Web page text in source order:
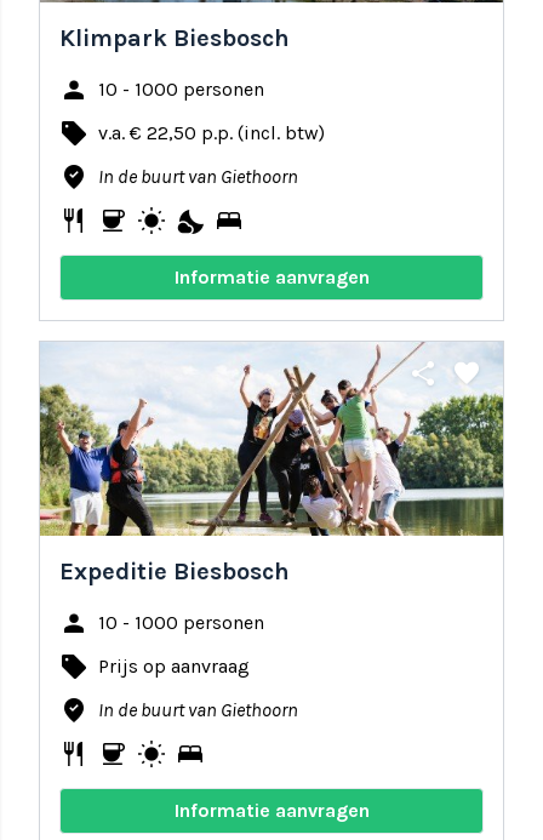
Klimpark Biesbosch
person 10 - 1000 personen
local_offer v.a. € 22,50 p.p. (incl. btw)
where_to_vote In de buurt van Giethoorn
restaurant coffee wb_sunny nights_stay bed
Informatie aanvragen
share favorite
Expeditie Biesbosch
person 10 - 1000 personen
local_offer Prijs op aanvraag
where_to_vote In de buurt van Giethoorn
restaurant coffee wb_sunny bed
Informatie aanvragen